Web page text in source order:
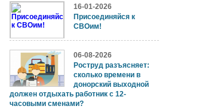
16-01-2026
Присоединяйся к
СВОим!
06-08-2026
Роструд разъясняет:
сколько времени в
донорский выходной
должен отдыхать работник с 12-
часовыми сменами?